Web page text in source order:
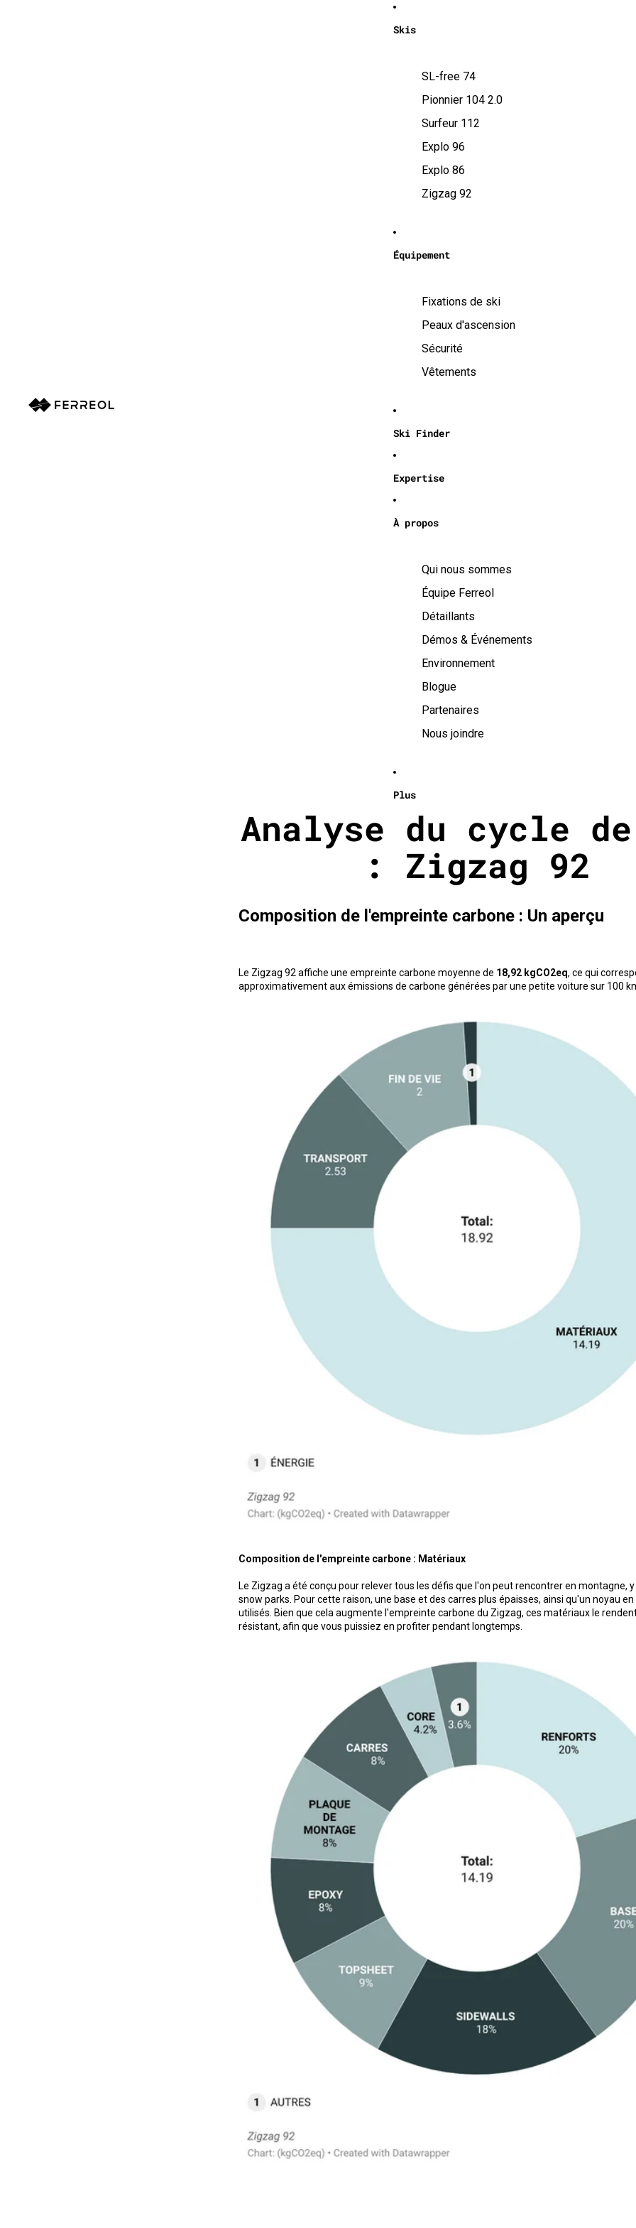
Skis
SL-free 74
Pionnier 104 2.0
Surfeur 112
Explo 96
Explo 86
Zigzag 92
Équipement
Fixations de ski
Peaux d'ascension
Sécurité
Vêtements
Ski Finder
Expertise
À propos
Qui nous sommes
Équipe Ferreol
Détaillants
Démos & Événements
Environnement
Blogue
Partenaires
Nous joindre
Plus
Analyse du cycle
: Zigzag 92
Composition de l'empreinte carbone : Un aperçu
Le Zigzag 92 affiche une empreinte carbone moyenne de 18,92 kgCO2eq, ce qui
approximativement aux émissions de carbone générées par une petite voiture sur 100
Composition de l'empreinte carbone : Matériaux
Le Zigzag a été conçu pour relever tous les défis que l'on peut rencontrer en montagne,
snow parks. Pour cette raison, une base et des carres plus épaisses, ainsi qu'un noyau
utilisés. Bien que cela augmente l'empreinte carbone du Zigzag, ces matériaux le
résistant, afin que vous puissiez en profiter pendant longtemps.